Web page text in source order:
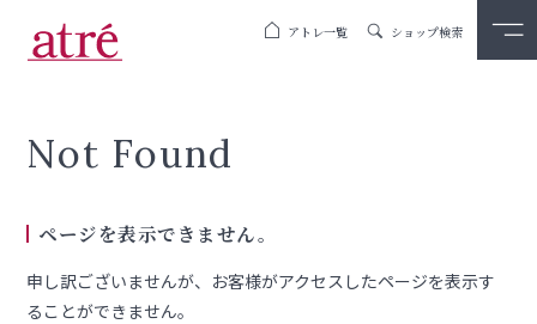
アトレ一覧 ショップ検索
Not Found
ページを表示できません。
申し訳ございませんが、お客様がアクセスしたページを表示す
ることができません。